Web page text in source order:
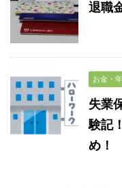
退職
お金・
失業
験記
め！